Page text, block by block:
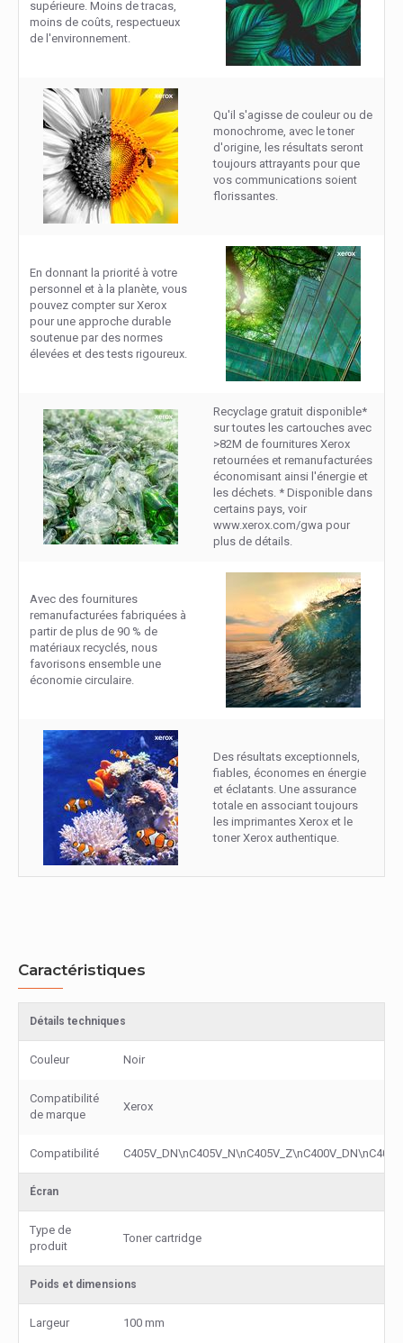
supérieure. Moins de tracas,
moins de coûts, respectueux
de l'environnement.
Qu'il s'agisse de couleur ou de
monochrome, avec le toner
d'origine, les résultats seront
toujours attrayants pour que
vos communications soient
florissantes.
En donnant la priorité à votre
personnel et à la planète, vous
pouvez compter sur Xerox
pour une approche durable
soutenue par des normes
élevées et des tests rigoureux.
Recyclage gratuit disponible*
sur toutes les cartouches avec
>82M de fournitures Xerox
retournées et remanufacturées
économisant ainsi l'énergie et
les déchets. * Disponible dans
certains pays, voir
www.xerox.com/gwa pour
plus de détails.
Avec des fournitures
remanufacturées fabriquées à
partir de plus de 90 % de
matériaux recyclés, nous
favorisons ensemble une
économie circulaire.
Des résultats exceptionnels,
fiables, économes en énergie
et éclatants. Une assurance
totale en associant toujours
les imprimantes Xerox et le
toner Xerox authentique.
Caractéristiques
Détails techniques
Couleur Noir
Compatibilité
de marque
Xerox
Compatibilité
Écran
Type de
produit
Toner cartridge
Poids et dimensions
Largeur 100 mm